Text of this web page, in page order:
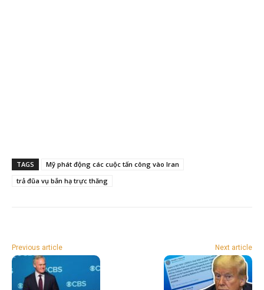
TAGS
Mỹ phát động các cuộc tấn công vào Iran
trả đũa vụ bắn hạ trực thăng
Previous article Next article